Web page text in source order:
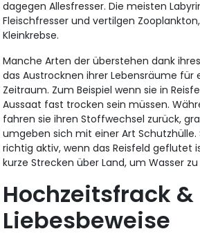
dagegen Allesfresser. Die meisten
Fleischfresser und vertilgen
Kleinkrebse.
Manche Arten der überstehen dank
das Austrocknen ihrer Lebensräume für
Zeitraum. Zum Beispiel wenn sie in
Aussaat fast trocken sein müssen.
fahren sie ihren Stoffwechsel zurück,
umgeben sich mit einer Art Schutzhülle.
richtig aktiv, wenn das Reisfeld geflutet
kurze Strecken über Land, um Wasser
Hochzeitsfrack &
Liebesbeweise